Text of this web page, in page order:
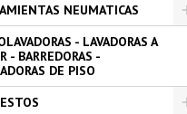
NEUMATICAS
- LAVADORAS A
- BARREDORAS -
DE PISO